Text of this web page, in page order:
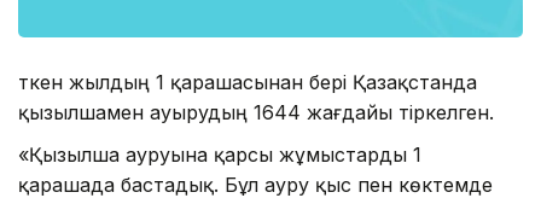
Өткен жылдың 1 қарашасынан бері Қазақстанда
қызылшамен ауырудың 1644 жағдайы тіркелген.
«Қызылша ауруына қарсы жұмыстарды 1
қарашада бастадық. Бұл ауру қыс пен көктемде